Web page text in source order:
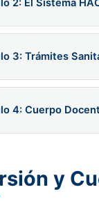
y
del
del
2: El Sistema
Siete Principios
doce pasos para
íntegra
3: Trámites
4: Cuerpo
concluidos
en Fábricas
y